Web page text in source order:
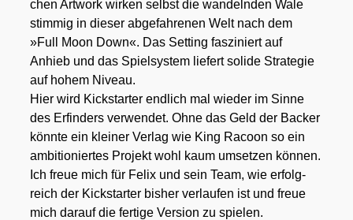
chen Art­work wir­ken selbst die wan­deln­den Wale
stim­mig in die­ser abge­fah­re­nen Welt nach dem
»Full Moon Down«. Das Set­ting fas­zi­niert auf
Anhieb und das Spiel­sys­tem lie­fert soli­de Stra­te­gie
auf hohem Niveau.
Hier wird Kick­star­ter end­lich mal wie­der im Sin­ne
des Erfin­ders ver­wen­det. Ohne das Geld der Back­er
könn­te ein klei­ner Ver­lag wie King Racoon so ein
ambi­tio­nier­tes Pro­jekt wohl kaum umset­zen kön­nen.
Ich freue mich für Felix und sein Team, wie erfolg­
reich der Kick­star­ter bis­her ver­lau­fen ist und freue
mich dar­auf die fer­ti­ge Ver­si­on zu spie­len.